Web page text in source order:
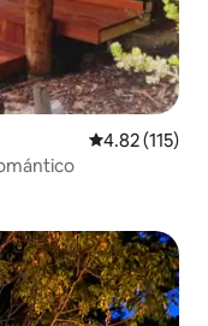
Calificación
4.82 (115)